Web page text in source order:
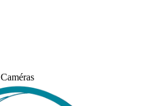
Caméras